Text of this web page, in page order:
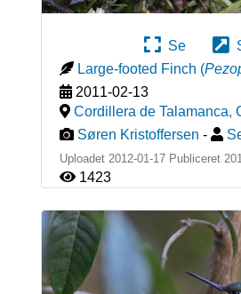
Se
Large-footed Finch (
2011-02-13
Cordillera de Talamanca,
Søren Kristoffersen -
Uploadet 2012-01-17 Publiceret
1423